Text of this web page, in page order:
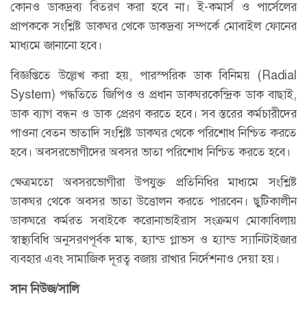
কোনও ডাকদ্রব্য বিতরণ করা হবে না। ই-কমার্স ও পার্সেলের
প্রাপককে সংশ্লিষ্ট ডাকঘর থেকে ডাকদ্রব্য সম্পর্কে মোবাইল ফোনের
মাধ্যমে জানানো হবে।
বিজ্ঞপ্তিতে উল্লেখ করা হয়, পারস্পরিক ডাক বিনিময় (Radial
System) পদ্ধতিতে জিপিও ও প্রধান ডাকঘরকেন্দ্রিক ডাক বাছাই,
ডাক ব্যাগ বন্ধন ও ডাক প্রেরণ করতে হবে। সব স্তরের কর্মচারীদের
পাওনা বেতন ভাতাদি সংশ্লিষ্ট ডাকঘর থেকে পরিশোধ নিশ্চিত করতে
হবে। অবসরভোগীদের অবসর ভাতা পরিশোধ নিশ্চিত করতে হবে।
ক্ষেত্রমতো অবসরভোগীরা উপযুক্ত প্রতিনিধির মাধ্যমে সংশ্লিষ্ট
ডাকঘর থেকে অবসর ভাতা উত্তোলন করতে পারবেন। ছুটিকালীন
ডাকঘরে কর্মরত সবাইকে করোনাভাইরাস সংক্রমণ মোকাবিলায়
স্বাস্থ্যবিধি অনুসরণপূর্বক মাস্ক, হ্যান্ড গ্লাভস ও হ্যান্ড স্যানিটাইজার
ব্যবহার এবং সামাজিক দূরত্ব বজায় রাখার নির্দেশনাও দেয়া হয়।
সান নিউজ/সালি